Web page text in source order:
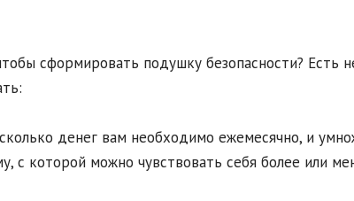
сформировать подушку безопасности? Есть
денег вам необходимо ежемесячно, и
с которой можно чувствовать себя более или